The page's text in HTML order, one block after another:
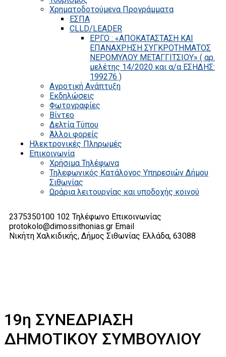
Χρηματοδοτούμενα Προγράμματα
ΕΣΠΑ
CLLD/LEADER
ΕΡΓΟ : «ΑΠΟΚΑΤΑΣΤΑΣΗ ΚΑΙ
ΕΠΑΝΑΧΡΗΣΗ ΣΥΓΚΡΟΤΗΜΑΤΟΣ
ΝΕΡΟΜΥΛΟΥ ΜΕΤΑΓΓΙΤΣΙΟΥ» ( αρ.
μελέτης 14/2020 και α/α ΕΣΗΔΗΣ:
199276 )
Αγροτική Ανάπτυξη
Εκδηλώσεις
Φωτογραφίες
Βίντεο
Δελτία Τύπου
Άλλοι φορείς
Ηλεκτρονικές Πληρωμές
Επικοινωνία
Χρήσιμα Τηλέφωνα
Τηλεφωνικός Κατάλογος Υπηρεσιών Δήμου
Σιθωνίας
Ωράρια λειτουργίας και υποδοχής κοινού
2375350100 102 Τηλέφωνο Επικοινωνίας
protokolo@dimossithonias.gr Email
Νικήτη Χαλκιδικής, Δήμος Σιθωνίας Ελλάδα, 63088
19η ΣΥΝΕΔΡΙΑΣΗ
ΔΗΜΟΤΙΚΟΥ ΣΥΜΒΟΥΛΙΟΥ